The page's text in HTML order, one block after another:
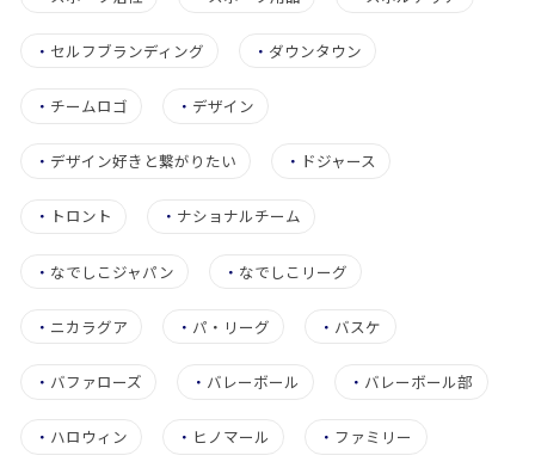
・ セルフブランディング ・ ダウンタウン
・ チームロゴ ・ デザイン
・ デザイン好きと繋がりたい ・ ドジャース
・ トロント ・ ナショナルチーム
・ なでしこジャパン ・ なでしこリーグ
・ ニカラグア ・ パ・リーグ ・ バスケ
・ バファローズ ・ バレーボール ・ バレーボール部
・ ハロウィン ・ ヒノマール ・ ファミリー